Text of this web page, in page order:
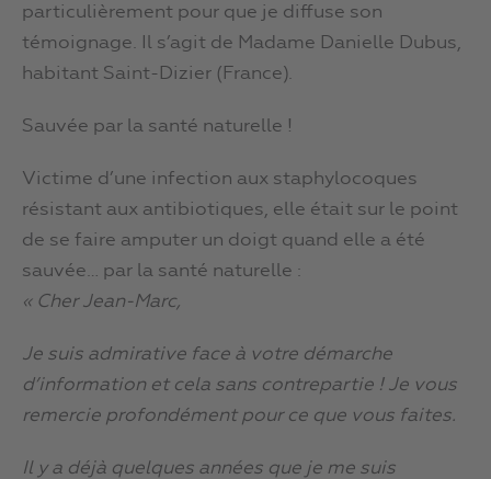
particulièrement pour que je diffuse son
témoignage. Il s’agit de Madame Danielle Dubus,
habitant Saint-Dizier (France).
Sauvée par la santé naturelle !
Victime d’une infection aux staphylocoques
résistant aux antibiotiques, elle était sur le point
de se faire amputer un doigt quand elle a été
sauvée… par la santé naturelle :
« Cher Jean-Marc,
Je suis admirative face à votre démarche
d’information et cela sans contrepartie ! Je vous
remercie profondément pour ce que vous faites.
Il y a déjà quelques années que je me suis